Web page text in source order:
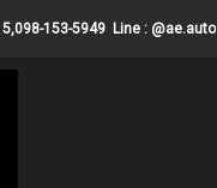
153-5949 Line : @ae.auto